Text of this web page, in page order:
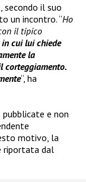
secondo il suo
un incontro. “Ho
il tipico
in cui lui chiede
la
corteggiamento.
“, ha
e non
motivo, la
riportata dal